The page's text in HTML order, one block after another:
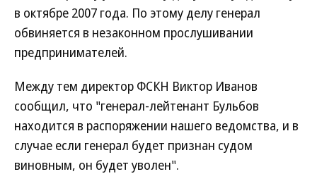
в октябре 2007 года. По этому делу генерал
обвиняется в незаконном прослушивании
предпринимателей.
Между тем директор ФСКН Виктор Иванов
сообщил, что "генерал-лейтенант Бульбов
находится в распоряжении нашего ведомства, и в
случае если генерал будет признан судом
виновным, он будет уволен".